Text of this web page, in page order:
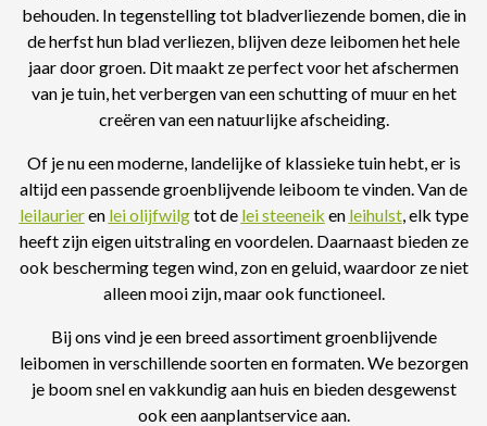
behouden. In tegenstelling tot bladverliezende bomen, die in
de herfst hun blad verliezen, blijven deze leibomen het hele
jaar door groen. Dit maakt ze perfect voor het afschermen
van je tuin, het verbergen van een schutting of muur en het
creëren van een natuurlijke afscheiding.
Of je nu een moderne, landelijke of klassieke tuin hebt, er is
altijd een passende groenblijvende leiboom te vinden. Van de
leilaurieren lei olijfwilgtot de lei steeneik en leihulst, elk type
heeft zijn eigen uitstraling en voordelen. Daarnaast bieden ze
ook bescherming tegen wind, zon en geluid, waardoor ze niet
alleen mooi zijn, maar ook functioneel.
Bij ons vind je een breed assortiment groenblijvende
leibomen in verschillende soorten en formaten. We bezorgen
je boom snel en vakkundig aan huis en bieden desgewenst
ook een aanplantservice aan.